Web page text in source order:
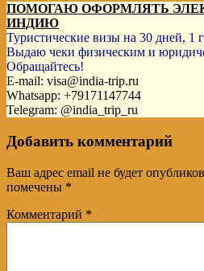
ПОМОГАЮ ОФОРМЛЯТЬ
ИНДИЮ
Туристические визы на 30 дней, 1
Выдаю чеки физическим и
Обращайтесь!
E-mail: visa@india-trip.ru
Whatsapp: +79171147744
Telegram: @india_trip_ru
Добавить комментарий
Ваш адрес email не будет
помечены *
Комментарий *